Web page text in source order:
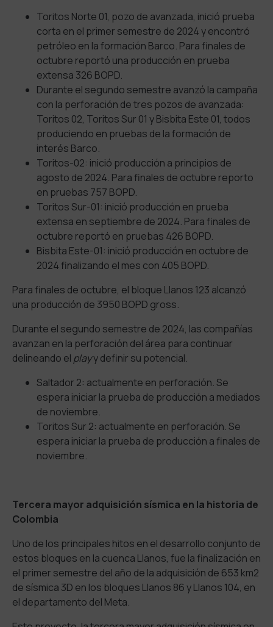
Toritos Norte 01, pozo de avanzada, inició prueba
corta en el primer semestre de 2024 y encontró
petróleo en la formación Barco. Para finales de
octubre reportó una producción en prueba
extensa 326 BOPD.
Durante el segundo semestre avanzó la campaña
con la perforación de tres pozos de avanzada:
Toritos 02, Toritos Sur 01 y Bisbita Este 01, todos
produciendo en pruebas de la formación de
interés Barco.
Toritos-02: inició producción a principios de
agosto de 2024. Para finales de octubre reporto
en pruebas 757 BOPD.
Toritos Sur-01: inició producción en prueba
extensa en septiembre de 2024. Para finales de
octubre reportó en pruebas 426 BOPD.
Bisbita Este-01: inició producción en octubre de
2024 finalizando el mes con 405 BOPD.
Para finales de octubre, el bloque Llanos 123 alcanzó
una producción de 3950 BOPD gross.
Durante el segundo semestre de 2024, las compañías
avanzan en la perforación del área para continuar
delineando el playy definir su potencial.
Saltador 2: actualmente en perforación. Se
espera iniciar la prueba de producción a mediados
de noviembre.
Toritos Sur 2: actualmente en perforación. Se
espera iniciar la prueba de producción a finales de
noviembre.
Tercera mayor adquisición sísmica en la historia de
Colombia
Uno de los principales hitos en el desarrollo conjunto de
estos bloques en la cuenca Llanos, fue la finalización en
el primer semestre del año de la adquisición de 653 km2
de sísmica 3D en los bloques Llanos 86 y Llanos 104, en
el departamento del Meta.